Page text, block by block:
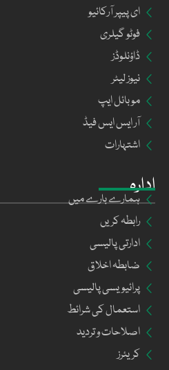
ادارہ
ہمارے بارے میں
رابطہ کریں
ادارتی پالیسی
ضابطہ اخلاق
پرائیویسی پالیسی
استعمال کی شرائط
اصلاحات و تردید
کریئرز
ای پیپر آرکائیو
فوٹو گیلری
ڈاؤنلوڈز
نیوز لیٹر
موبائل ایپ
آر ایس ایس فیڈ
اشتہارات